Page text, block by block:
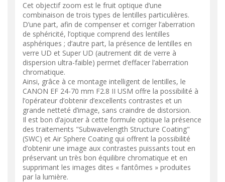
Cet objectif zoom est le fruit optique d’une
combinaison de trois types de lentilles particulières.
D’une part, afin de compenser et corriger l’aberration
de sphéricité, l’optique comprend des lentilles
asphériques ; d’autre part, la présence de lentilles en
verre UD et Super UD (autrement dit de verre à
dispersion ultra-faible) permet d’effacer l’aberration
chromatique.
Ainsi, grâce à ce montage intelligent de lentilles, le
CANON EF 24-70 mm F2.8 II USM offre la possibilité à
l’opérateur d’obtenir d’excellents contrastes et un
grande netteté d’image, sans craindre de distorsion.
Il est bon d’ajouter à cette formule optique la présence
des traitements "Subwavelength Structure Coating"
(SWC) et Air Sphere Coating qui offrent la possibilité
d’obtenir une image aux contrastes puissants tout en
préservant un très bon équilibre chromatique et en
supprimant les images dites « fantômes » produites
par la lumière.